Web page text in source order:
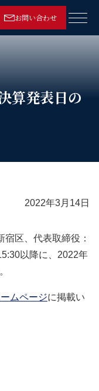
お問い合わせ
メニ
算発表日の
2022年3月14日
区、代表取締役：
以降に、2022年
ムページに掲載い